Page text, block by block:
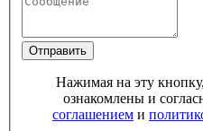
Отправить
Нажимая на эту
ознакомлены и
соглашением и